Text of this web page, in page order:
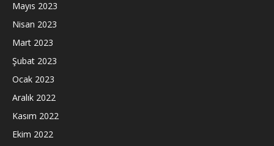
Mayıs 2023
Nisan 2023
Mart 2023
Şubat 2023
Ocak 2023
Aralık 2022
Kasım 2022
Ekim 2022